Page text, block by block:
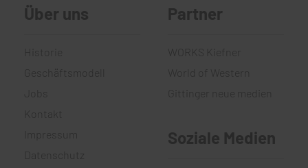
Über uns
Geschäftsmodell
Kontakt
Impressum
Datenschutz
Partner
World of Western
Gittinger neue medien
Soziale Medien